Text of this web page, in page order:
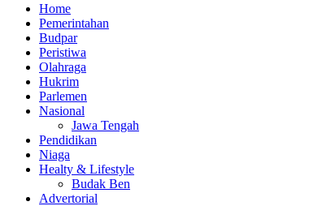
Home
Pemerintahan
Budpar
Peristiwa
Olahraga
Hukrim
Parlemen
Nasional
Jawa Tengah
Pendidikan
Niaga
Healty & Lifestyle
Budak Ben
Advertorial